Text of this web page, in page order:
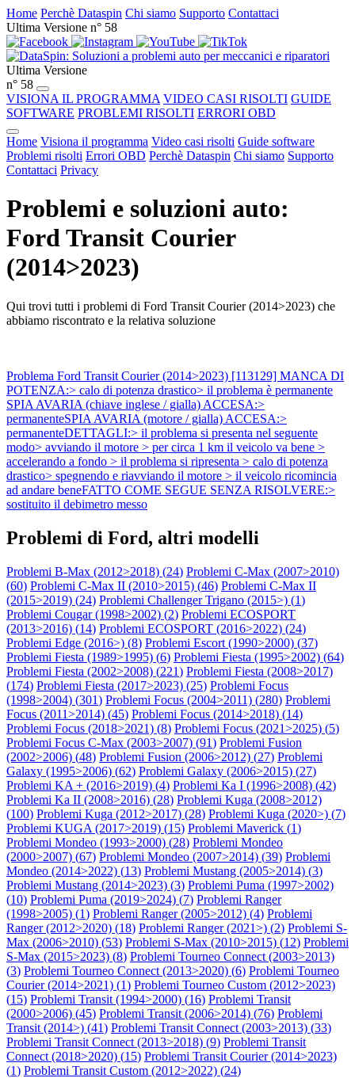
Home Perchè Dataspin Chi siamo Supporto Contattaci
Ultima Versione n° 58
Ultima Versione
n° 58
VISIONA IL PROGRAMMA VIDEO CASI RISOLTI GUIDE
SOFTWARE PROBLEMI RISOLTI ERRORI OBD
Home Visiona il programma Video casi risolti Guide software
Problemi risolti Errori OBD Perchè Dataspin Chi siamo Supporto
Contattaci Privacy
Problemi e soluzioni auto:
Ford Transit Courier
(2014>2023)
Qui trovi tutti i problemi di Ford Transit Courier (2014>2023) che
abbiamo riscontrato e la relativa soluzione
Problema Ford Transit Courier (2014>2023) [113129] MANCA DI
POTENZA:> calo di potenza drastico> il problema è permanente
SPIA AVARIA (chiave inglese / gialla) ACCESA:>
permanenteSPIA AVARIA (motore / gialla) ACCESA:>
permanenteDETTAGLI:> il problema si presenta nel seguente
modo> avviando il motore > per circa 1 km il veicolo va bene >
accelerando a fondo > il problema si ripresenta > calo di potenza
drastico> spegnendo e riavviando il motore > il veicolo ricomincia
ad andare beneFATTO COME SEGUE SENZA RISOLVERE:>
sostituito il debimetro messo
Problemi di Ford, altri modelli
Problemi B-Max (2012>2018) (24) Problemi C-Max (2007>2010)
(60) Problemi C-Max II (2010>2015) (46) Problemi C-Max II
(2015>2019) (24) Problemi Challenger Trigano (2015>) (1)
Problemi Cougar (1998>2002) (2) Problemi ECOSPORT
(2013>2016) (14) Problemi ECOSPORT (2016>2022) (24)
Problemi Edge (2016>) (8) Problemi Escort (1990>2000) (37)
Problemi Fiesta (1989>1995) (6) Problemi Fiesta (1995>2002) (64)
Problemi Fiesta (2002>2008) (221) Problemi Fiesta (2008>2017)
(174) Problemi Fiesta (2017>2023) (25) Problemi Focus
(1998>2004) (301) Problemi Focus (2004>2011) (280) Problemi
Focus (2011>2014) (45) Problemi Focus (2014>2018) (14)
Problemi Focus (2018>2021) (8) Problemi Focus (2021>2025) (5)
Problemi Focus C-Max (2003>2007) (91) Problemi Fusion
(2002>2006) (48) Problemi Fusion (2006>2012) (27) Problemi
Galaxy (1995>2006) (62) Problemi Galaxy (2006>2015) (27)
Problemi KA + (2016>2019) (4) Problemi Ka I (1996>2008) (42)
Problemi Ka II (2008>2016) (28) Problemi Kuga (2008>2012)
(100) Problemi Kuga (2012>2017) (28) Problemi Kuga (2020>) (7)
Problemi KUGA (2017>2019) (15) Problemi Maverick (1)
Problemi Mondeo (1993>2000) (28) Problemi Mondeo
(2000>2007) (67) Problemi Mondeo (2007>2014) (39) Problemi
Mondeo (2014>2022) (13) Problemi Mustang (2005>2014) (3)
Problemi Mustang (2014>2023) (3) Problemi Puma (1997>2002)
(10) Problemi Puma (2019>2024) (7) Problemi Ranger
(1998>2005) (1) Problemi Ranger (2005>2012) (4) Problemi
Ranger (2012>2020) (18) Problemi Ranger (2021>) (2) Problemi S-
Max (2006>2010) (53) Problemi S-Max (2010>2015) (12) Problemi
S-Max (2015>2023) (8) Problemi Tourneo Connect (2003>2013)
(3) Problemi Tourneo Connect (2013>2020) (6) Problemi Tourneo
Courier (2014>2021) (1) Problemi Tourneo Custom (2012>2023)
(15) Problemi Transit (1994>2000) (16) Problemi Transit
(2000>2006) (45) Problemi Transit (2006>2014) (76) Problemi
Transit (2014>) (41) Problemi Transit Connect (2003>2013) (33)
Problemi Transit Connect (2013>2018) (9) Problemi Transit
Connect (2018>2020) (15) Problemi Transit Courier (2014>2023)
(1) Problemi Transit Custom (2012>2022) (24)